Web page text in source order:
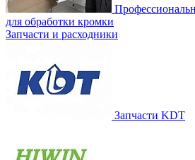
для обработки кромки
Запчасти и расходники
Запчасти KDT